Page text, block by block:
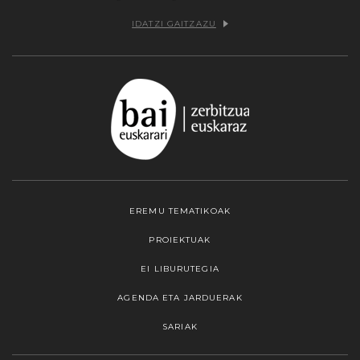
IDATZI GAITZAZU
EREMU TEMATIKOAK
PROIEKTUAK
EI LIBURUTEGIA
AGENDA ETA JARDUERAK
SARIAK